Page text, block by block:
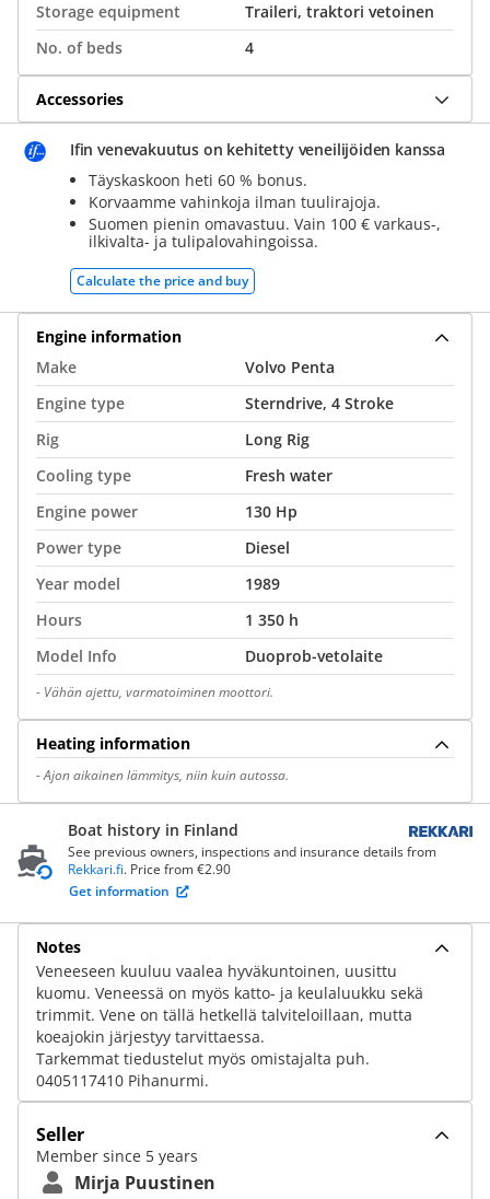
Storage equipment
Traileri, traktori vetoinen
No. of beds
4
Accessories
Ifin venevakuutus on kehitetty veneilijöiden kanssa
Täyskaskoon heti 60 % bonus.
Korvaamme vahinkoja ilman tuulirajoja.
Suomen pienin omavastuu. Vain 100 € varkaus-,
ilkivalta- ja tulipalovahingoissa.
Calculate the price and buy
Engine information
Make
Volvo Penta
Engine type
Sterndrive, 4 Stroke
Rig
Long Rig
Cooling type
Fresh water
Engine power
130 Hp
Power type
Diesel
Year model
1989
Hours
1 350 h
Model Info
Duoprob-vetolaite
- Vähän ajettu, varmatoiminen moottori.
Heating information
-Ajon aikainen lämmitys, niin kuin autossa.
Boat history in Finland
See previous owners, inspections and insurance details from
Rekkari.fi. Price from €2.90
Get information
Notes
Veneeseen kuuluu vaalea hyväkuntoinen, uusittu
kuomu. Veneessä on myös katto- ja keulaluukku sekä
trimmit. Vene on tällä hetkellä talviteloillaan, mutta
koeajokin järjestyy tarvittaessa.
Tarkemmat tiedustelut myös omistajalta puh.
0405117410 Pihanurmi.
Seller
Member since 5 years
Mirja Puustinen